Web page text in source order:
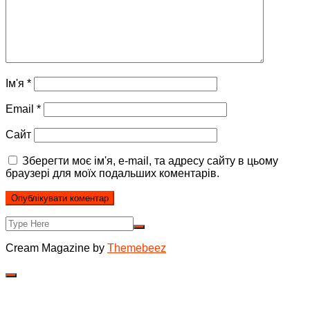
Ім'я *
Email *
Сайт
Зберегти моє ім'я, e-mail, та адресу сайту в цьому
браузері для моїх подальших коментарів.
Cream Magazine by Themebeez